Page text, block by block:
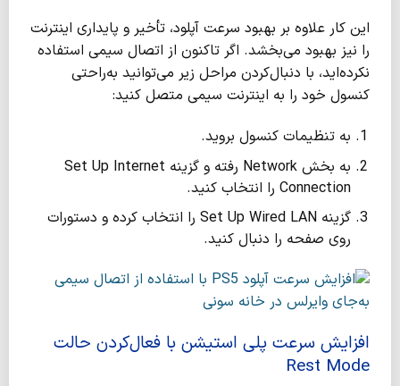
این کار علاوه بر بهبود سرعت آپلود، تأخیر و پایداری اینترنت
را نیز بهبود می‌بخشد. اگر تاکنون از اتصال سیمی استفاده
نکرده‌اید، با دنبال‌کردن مراحل زیر می‌توانید به‌راحتی
کنسول خود را به اینترنت سیمی متصل کنید:
به تنظیمات کنسول بروید.
به بخش Network رفته و گزینه Set Up Internet
Connection را انتخاب کنید.
گزینه Set Up Wired LAN را انتخاب کرده و دستورات
روی صفحه را دنبال کنید.
افزایش سرعت پلی استیشن با فعال‌کردن حالت
Rest Mode